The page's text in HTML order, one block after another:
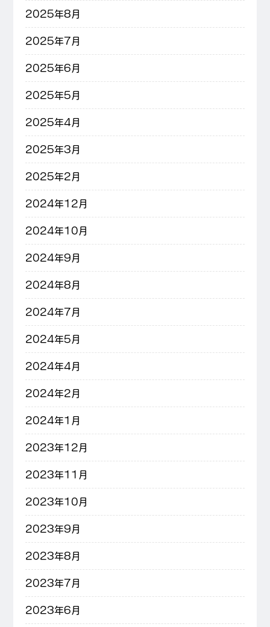
2025年8月
2025年7月
2025年6月
2025年5月
2025年4月
2025年3月
2025年2月
2024年12月
2024年10月
2024年9月
2024年8月
2024年7月
2024年5月
2024年4月
2024年2月
2024年1月
2023年12月
2023年11月
2023年10月
2023年9月
2023年8月
2023年7月
2023年6月